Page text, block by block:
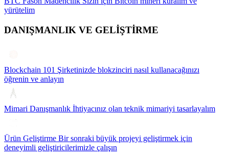
yürütelim
DANIŞMANLIK VE GELİŞTİRME
Blockchain 101 Şirketinizde blokzinciri nasıl kullanacağınızı
öğrenin ve anlayın
Mimari Danışmanlık İhtiyacınız olan teknik mimariyi tasarlayalım
Ürün Geliştirme Bir sonraki büyük projeyi geliştirmek için
deneyimli geliştiricilerimizle çalışın